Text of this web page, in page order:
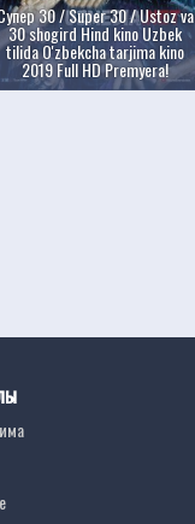
30 / Super 30 / Ustoz va
30 shogird Hind kino Uzbek
tilida O'zbekcha tarjima kino
2019 Full HD Premyera!